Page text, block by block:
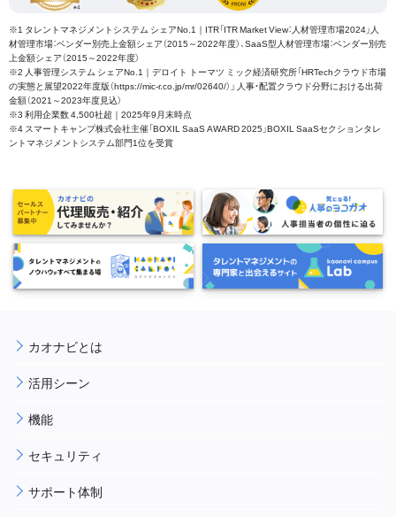
※1 タレントマネジメントシステム シェアNo.1｜ITR「ITR Market View：人材管理市場2024」人
材管理市場：ベンダー別売上金額シェア（2015～2022年度）、SaaS型人材管理市場：ベンダー別売
上金額シェア（2015～2022年度）
※2 人事管理システム シェアNo.1｜デロイト トーマツ ミック経済研究所「HRTechクラウド市場
の実態と展望2022年度版（https://mic-r.co.jp/mr/02640/）」 人事・配置クラウド分野における出荷
金額（2021～2023年度見込）
※3 利用企業数 4,500社超｜2025年9月末時点
※4 スマートキャンプ株式会社主催「BOXIL SaaS AWARD 2025」BOXIL SaaSセクションタレ
ントマネジメントシステム部門1位を受賞
カオナビとは
活用シーン
機能
セキュリティ
サポート体制